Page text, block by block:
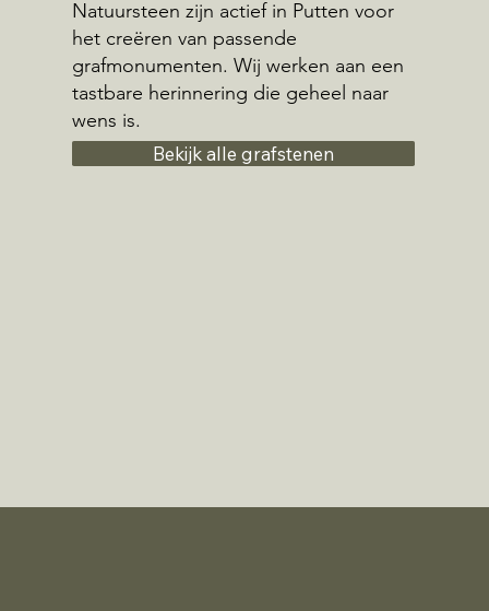
Natuursteen zijn actief in Putten voor
het creëren van passende
grafmonumenten. Wij werken aan een
tastbare herinnering die geheel naar
wens is.
Bekijk alle grafstenen